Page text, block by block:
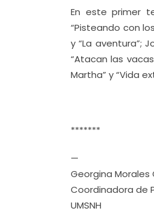
En este primer
“Pisteando con
y “La aventura”;
“Atacan las
Martha” y “Vida
*******
—
Georgina Morales
Coordinadora de
UMSNH